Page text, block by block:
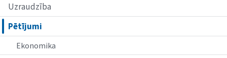
Uzraudzība
Pētījumi
Ekonomika